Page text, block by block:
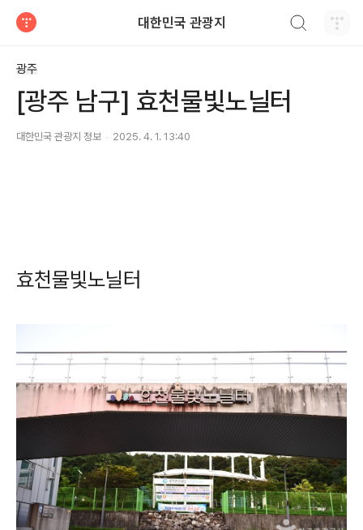
대한민국 관광지
광주
[광주 남구] 효천물빛노닐터
대한민국 관광지 정보 2025. 4. 1. 13:40
효천물빛노닐터